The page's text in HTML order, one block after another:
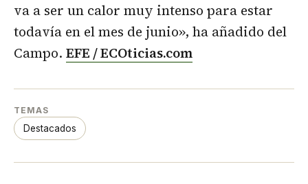
va a ser un calor muy intenso para estar
todavía en el mes de junio», ha añadido del
Campo. EFE / ECOticias.com
TEMAS
Destacados